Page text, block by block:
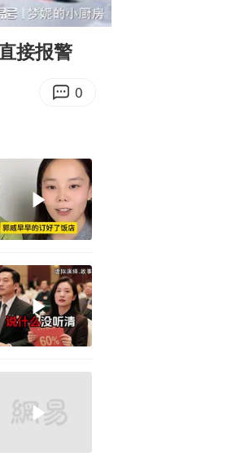
35:52
Enter
接报警
0